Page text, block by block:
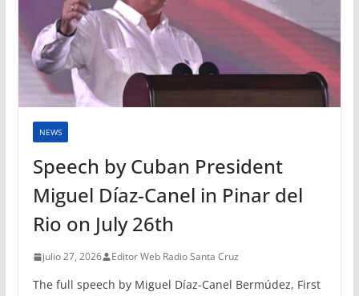
NEWS
Speech by Cuban President
Miguel Díaz-Canel in Pinar del
Rio on July 26th
julio 27, 2026 Editor Web Radio Santa Cruz
The full speech by Miguel Díaz-Canel Bermúdez, First